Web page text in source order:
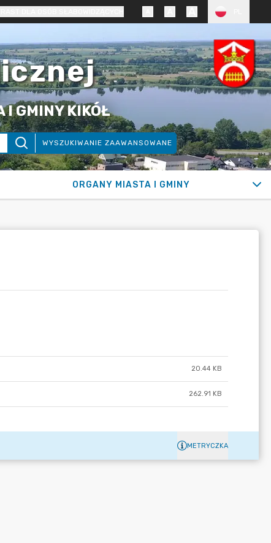
GMINY KIKÓŁ
WYSZUKIWANIE ZAAWANSOWANE
ORGANY MIASTA I GMINY
20.44 KB
262.91 KB
METRYCZKA